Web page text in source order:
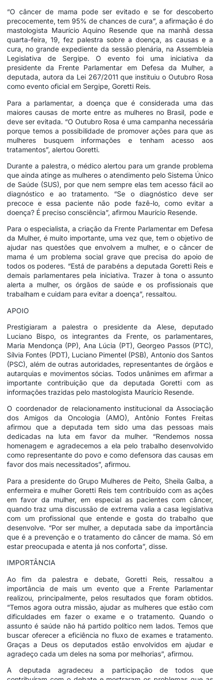
“O câncer de mama pode ser evitado e se for descoberto
precocemente, tem 95% de chances de cura”, a afirmação é do
mastologista Maurício Aquino Resende que na manhã dessa
quarta-feira, 19, fez palestra sobre a doença, as causas e a
cura, no grande expediente da sessão plenária, na Assembleia
Legislativa de Sergipe. O evento foi uma iniciativa da
presidente da Frente Parlamentar em Defesa da Mulher, a
deputada, autora da Lei 267/2011 que instituiu o Outubro Rosa
como evento oficial em Sergipe, Goretti Reis.
Para a parlamentar, a doença que é considerada uma das
maiores causas de morte entre as mulheres no Brasil, pode e
deve ser evitada. “O Outubro Rosa é uma campanha necessária
porque temos a possibilidade de promover ações para que as
mulheres busquem informações e tenham acesso aos
tratamentos”, alertou Goretti.
Durante a palestra, o médico alertou para um grande problema
que ainda atinge as mulheres o atendimento pelo Sistema Único
de Saúde (SUS), por que nem sempre elas tem acesso fácil ao
diagnóstico e ao tratamento. “Se o diagnóstico deve ser
precoce e essa paciente não pode fazê-lo, como evitar a
doença? É preciso consciência”, afirmou Maurício Resende.
Para o especialista, a criação da Frente Parlamentar em Defesa
da Mulher, é muito importante, uma vez que, tem o objetivo de
ajudar nas questões que envolvem a mulher, e o câncer de
mama é um problema social grave que precisa do apoio de
todos os poderes. “Está de parabéns a deputada Goretti Reis e
demais parlamentares pela iniciativa. Trazer à tona o assunto
alerta a mulher, os órgãos de saúde e os profissionais que
trabalham e cuidam para evitar a doença”, ressaltou.
APOIO
Prestigiaram a palestra o presidente da Alese, deputado
Luciano Bispo, os integrantes da Frente, os parlamentares,
Maria Mendonça (PP), Ana Lúcia (PT), Georgeo Passos (PTC),
Sílvia Fontes (PDT), Luciano Pimentel (PSB), Antonio dos Santos
(PSC), além de outras autoridades, representantes de órgãos e
autarquias e movimentos sócias. Todos unânimes em afirmar a
importante contribuição que da deputada Goretti com as
informações trazidas pelo mastologista Maurício Resende.
O coordenador de relacionamento institucional da Associação
dos Amigos da Oncologia (AMO), Antônio Fontes Freitas
afirmou que a deputada tem sido uma das pessoas mais
dedicadas na luta em favor da mulher. “Rendemos nossa
homenagem e agradecemos a ela pelo trabalho desenvolvido
como representante do povo e como defensora das causas em
favor dos mais necessitados”, afirmou.
Para a presidente do Grupo Mulheres de Peito, Sheila Galba, a
enfermeira e mulher Goretti Reis tem contribuído com as ações
em favor da mulher, em especial as pacientes com câncer,
quando traz uma discussão de extrema valia a casa legislativa
com um profissional que entende e gosta do trabalho que
desenvolve. “Por ser mulher, a deputada sabe da importância
que é a prevenção e o tratamento do câncer de mama. Só em
estar preocupada e atenta já nos conforta”, disse.
IMPORTÂNCIA
Ao fim da palestra e debate, Goretti Reis, ressaltou a
importância de mais um evento que a Frente Parlamentar
realizou, principalmente, pelos resultados que foram obtidos.
“Temos agora outra missão, ajudar as mulheres que estão com
dificuldades em fazer o exame e o tratamento. Quando o
assunto é saúde não há partido político nem lados. Temos que
buscar oferecer a eficiência no fluxo de exames e tratamento.
Graças a Deus os deputados estão envolvidos em ajudar e
agradeço cada um deles na soma por melhorias”, afirmou.
A deputada agradeceu a participação de todos que